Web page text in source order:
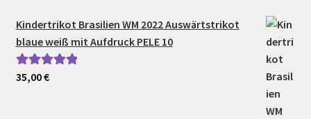
Kindertrikot Brasilien WM 2022 Auswärtstrikot
blaue weiß mit Aufdruck PELE 10
Bewertet mit
35,00€